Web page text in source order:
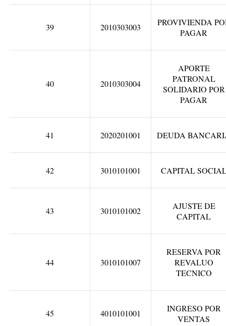
39 2010303003
PROVIVIENDA
PAGAR
40 2010303004
APORTE
PATRONAL
SOLIDARIO POR
PAGAR
41 2020201001 DEUDA
42 3010101001 CAPITAL
43 3010101002
AJUSTE DE
CAPITAL
44 3010101007
RESERVA POR
REVALUO
TECNICO
45 4010101001
INGRESO POR
VENTAS